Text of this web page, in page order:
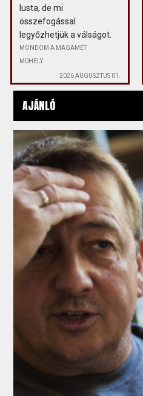
lusta, de mi
összefogással
legyőzhetjük a válságot.
MONDOM A MAGAMÉT
MŰHELY
2026 AUGUSZTUS 01.
AJÁNLÓ